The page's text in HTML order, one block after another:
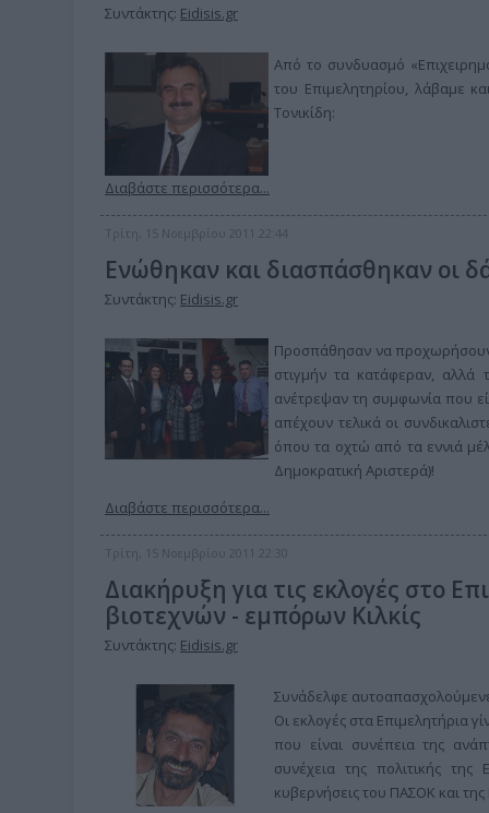
Συντάκτης: Eidisis.gr
Από το συνδυασμό
του Επιμελητηρίου, λάβαμε
Τονικίδη:
Διαβάστε περισσότερα...
Τρίτη, 15 Νοεμβρίου 2011 22:44
Ενώθηκαν και διασπάσθηκαν οι
Συντάκτης: Eidisis.gr
Προσπάθησαν να προχωρήσουν
στιγμήν τα κατάφεραν, αλλά
ανέτρεψαν τη συμφωνία που
απέχουν τελικά οι
όπου τα οχτώ από τα εννιά
Δημοκρατική Αριστερά)!
Διαβάστε περισσότερα...
Τρίτη, 15 Νοεμβρίου 2011 22:30
Διακήρυξη για τις εκλογές στο
βιοτεχνών - εμπόρων Κιλκίς
Συντάκτης: Eidisis.gr
Συνάδελφε
Οι εκλογές στα Επιμελητήρια
που είναι συνέπεια της
συνέχεια της πολιτικής
κυβερνήσεις του ΠΑΣΟΚ και